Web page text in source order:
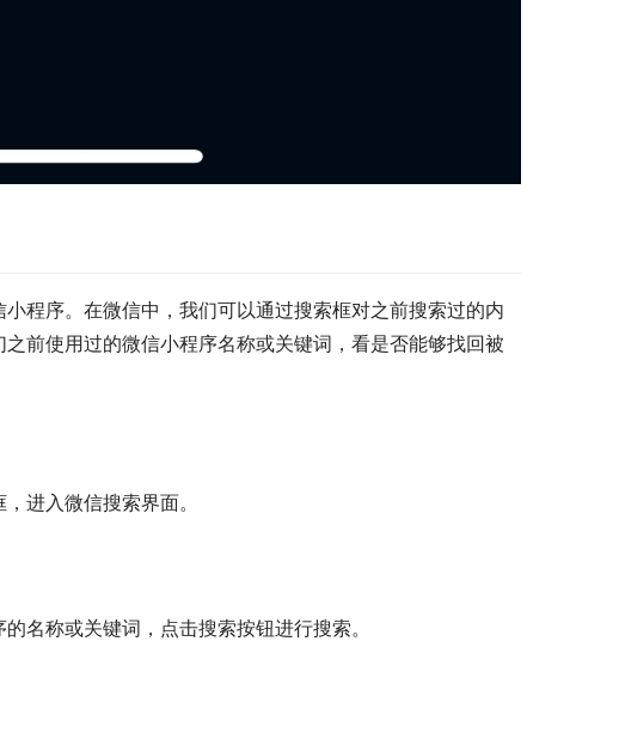
程序。在微信中，我们可以通过搜索框对之前搜索过的内
前使用过的微信小程序名称或关键词，看是否能够找回被
进入微信搜索界面。
名称或关键词，点击搜索按钮进行搜索。